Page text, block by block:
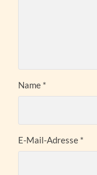
Name *
E-Mail-Adresse *